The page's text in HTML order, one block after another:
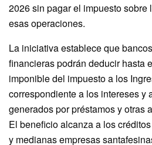
2026 sin pagar el impuesto sobre
esas operaciones.
La iniciativa establece que
financieras podrán deducir hasta
imponible del impuesto a los
correspondiente a los intereses y
generados por préstamos y otras
El beneficio alcanza a los
y medianas empresas